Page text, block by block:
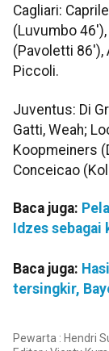
Cagliari:
(Luvumbo
(Pavoletti 86'),
Piccoli.
Juventus: Di
Gatti, Weah;
Koopmeiners
Conceicao
Baca juga:
Idzes
Baca juga:
tersingkir,
Pewarta : Hendri